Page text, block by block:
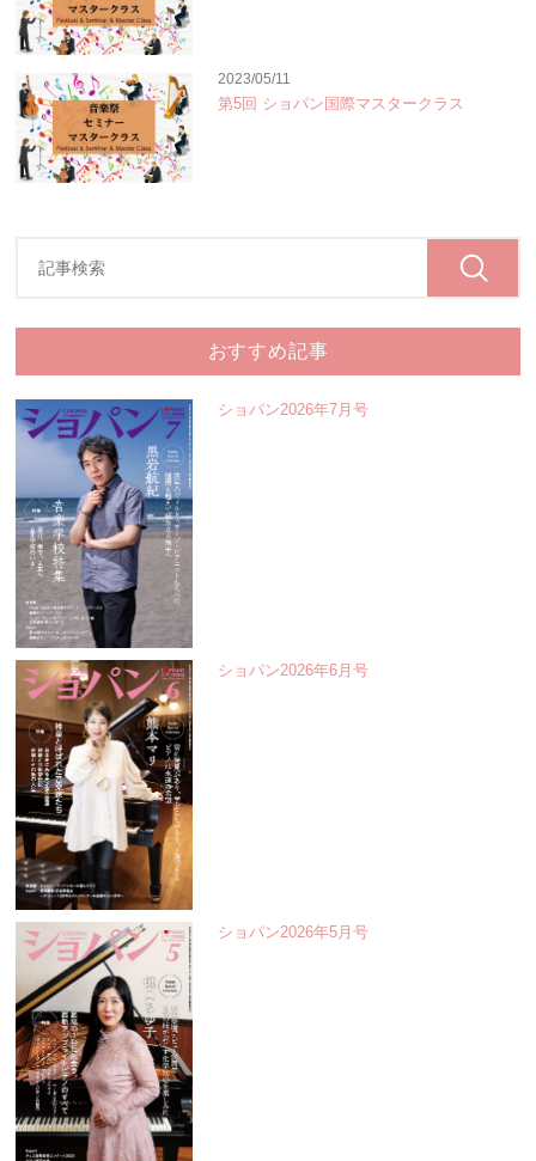
2023/05/11
第5回 ショパン国際マスタークラス
おすすめ記事
ショパン2026年7月号
ショパン2026年6月号
ショパン2026年5月号